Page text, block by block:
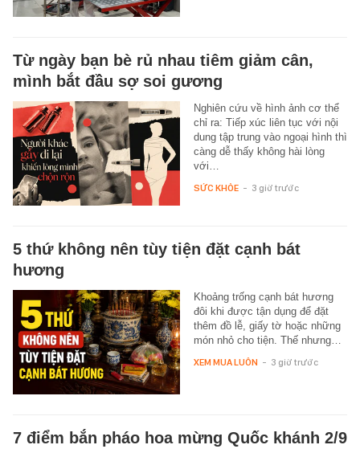
Từ ngày bạn bè rủ nhau tiêm giảm cân,
mình bắt đầu sợ soi gương
Nghiên cứu về hình ảnh cơ thể
chỉ ra: Tiếp xúc liên tục với nội
dung tập trung vào ngoại hình thì
càng dễ thấy không hài lòng
với…
SỨC KHỎE - 3 giờ trước
5 thứ không nên tùy tiện đặt cạnh bát
hương
Khoảng trống cạnh bát hương
đôi khi được tận dụng để đặt
thêm đồ lễ, giấy tờ hoặc những
món nhỏ cho tiện. Thế nhưng…
XEM MUA LUÔN - 3 giờ trước
7 điểm bắn pháo hoa mừng Quốc khánh 2/9